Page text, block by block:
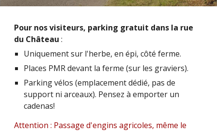
Pour nos visiteurs, parking gratuit dans la rue
du Château:
Uniquement sur l'herbe, en épi, côté ferme.
Places PMRdevant la ferme (sur les graviers).
Parking vélos (emplacement dédié, pas de
support ni arceaux). Pensez à emporter un
cadenas!
Attention : Passage d'engins agricoles, même le